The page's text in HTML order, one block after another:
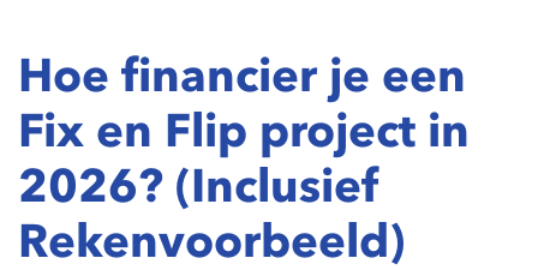
Hoe financier je een
Fix en Flip project in
2026? (Inclusief
Rekenvoorbeeld)